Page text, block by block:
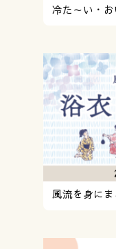
冷た～い・
風流を身に